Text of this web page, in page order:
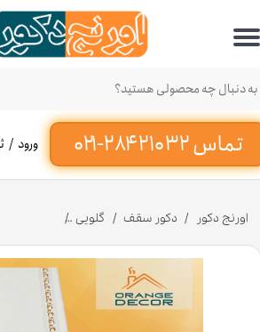
تماس ۳۲ ۲۱۰ ۲۸۴-۰۲۱‌ ورود /
حساب کاربری من
تغییر گذر واژه
سفارشات
خروج از حساب کاربری
اورنج دکور دکور سقف گلویی